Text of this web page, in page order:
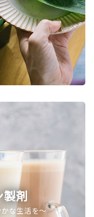
製剤
な生活を～